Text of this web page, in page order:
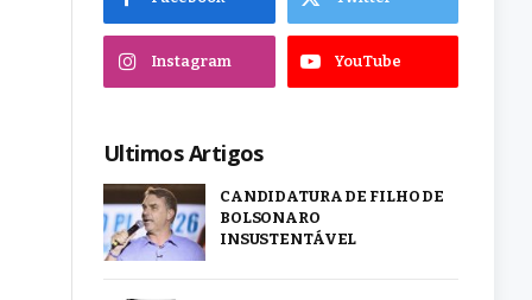
Instagram YouTube
Ultimos Artigos
CANDIDATURA DE FILHO DE
BOLSONARO
INSUSTENTÁVEL